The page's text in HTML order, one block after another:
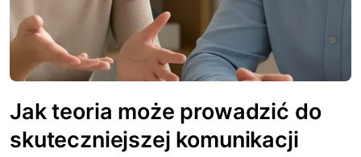
Jak teoria może prowadzić do
skuteczniejszej komunikacji